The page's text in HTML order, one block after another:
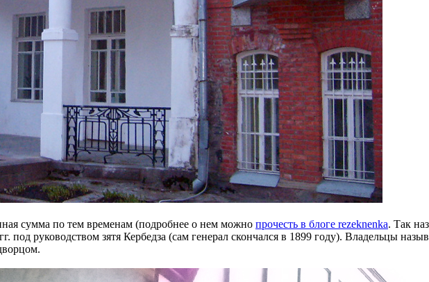
сумма по тем временам (подробнее о нем можно прочесть в блоге rezeknenka. Так
под руководством зятя Кербедза (сам генерал скончался в 1899 году). Владельцы